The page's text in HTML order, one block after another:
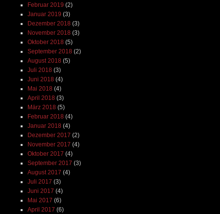
Februar 2019 (2)
Januar 2019 (3)
Dezember 2018 (3)
November 2018 (3)
Oktober 2018 (5)
September 2018 (2)
August 2018 (5)
Juli 2018 (3)
Juni 2018 (4)
Mai 2018 (4)
April 2018 (3)
März 2018 (5)
Februar 2018 (4)
Januar 2018 (4)
Dezember 2017 (2)
November 2017 (4)
Oktober 2017 (4)
September 2017 (3)
August 2017 (4)
Juli 2017 (3)
Juni 2017 (4)
Mai 2017 (6)
April 2017 (6)